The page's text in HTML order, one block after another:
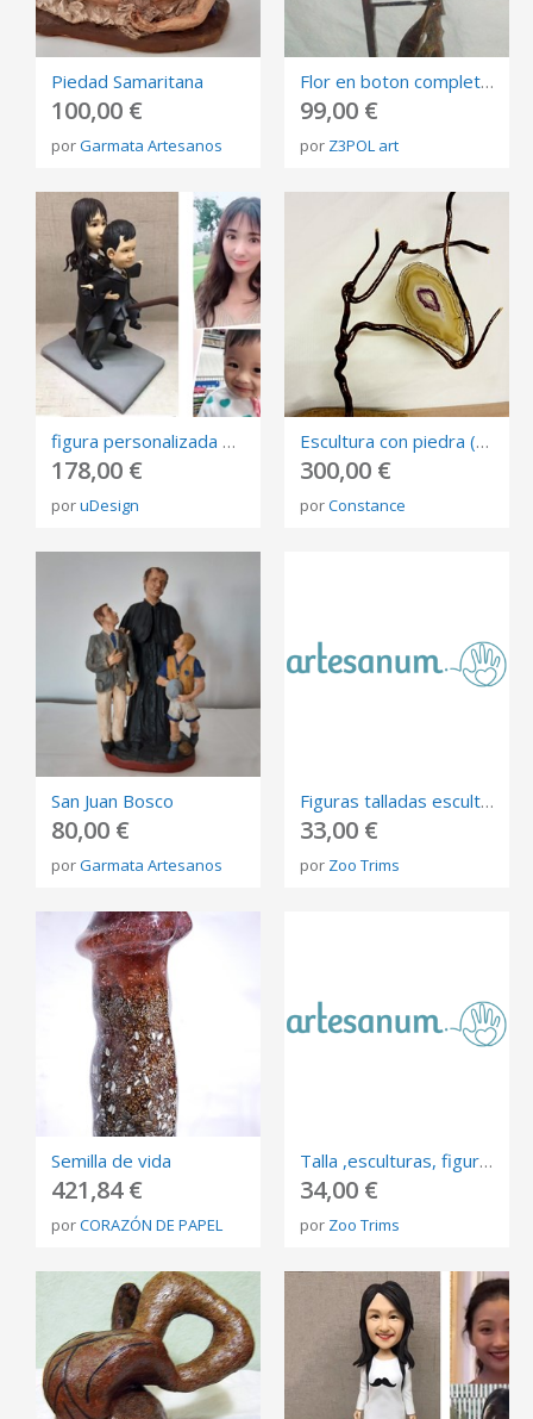
Piedad Samaritana
100,00 €
porGarmata Artesanos
Flor en boton completa, Decoracion de hogar,originales, Escultura, coleccionable,madera
99,00 €
por Z3POL art
figura personalizada de fotos, 3D retrato Biscuit, muñeca de arte mini me personalizada
178,00 €
poruDesign
Escultura con piedra (Agata Listada)
300,00 €
porConstance
San Juan Bosco
80,00 €
porGarmata Artesanos
Figuras talladas esculturas madera regalo
33,00 €
por Zoo Trims
Semilla de vida
421,84 €
porCORAZÓN DE PAPEL
Talla ,esculturas, figuras, animales
34,00 €
por Zoo Trims